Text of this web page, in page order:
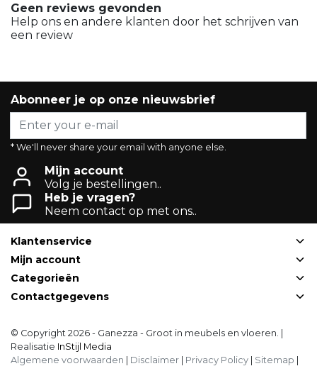
Geen reviews gevonden
Help ons en andere klanten door het schrijven van
een review
Abonneer je op onze nieuwsbrief
* We'll never share your email with anyone else.
Mijn account
Volg je bestellingen..
Heb je vragen?
Neem contact op met ons..
Klantenservice
Mijn account
Categorieën
Contactgegevens
© Copyright 2026 - Ganezza - Groot in meubels en vloeren. |
Realisatie InStijl Media
Algemene voorwaarden
Disclaimer Privacy Policy Sitemap